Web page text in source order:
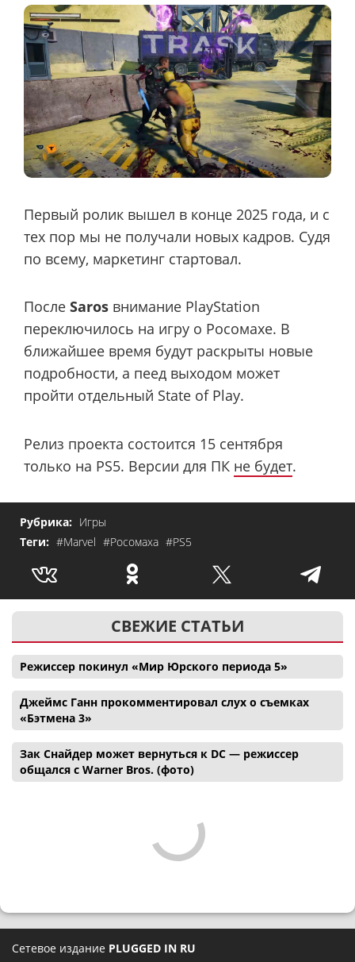
Первый ролик вышел в конце 2025 года, и с
тех пор мы не получали новых кадров. Судя
по всему, маркетинг стартовал.
После Saros внимание PlayStation
переключилось на игру о Росомахе. В
ближайшее время будут раскрыты новые
подробности, а пеед выходом может
пройти отдельный State of Play.
Релиз проекта состоится 15 сентября
только на PS5. Версии для ПК не будет.
Рубрика: Игры
Теги: #Marvel #Росомаха #PS5
СВЕЖИЕ СТАТЬИ
Режиссер покинул «Мир Юрского периода 5»
Джеймс Ганн прокомментировал слух о съемках
«Бэтмена 3»
Зак Снайдер может вернуться к DC — режиссер
общался с Warner Bros. (фото)
Сетевое издание PLUGGED IN RU